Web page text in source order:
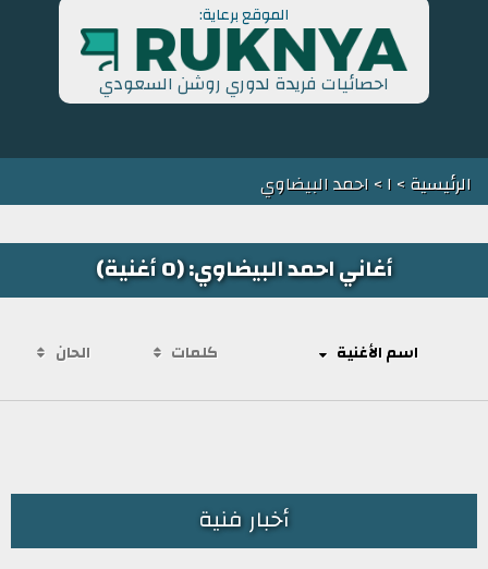
الموقع برعاية:
احصائيات فريدة لدوري روشن السعودي
الرئيسية> ا> احمد البيضاوي
أغاني احمد البيضاوي: (0 أغنية)
اسم الأغنية كلمات الحان
أخبار فنية